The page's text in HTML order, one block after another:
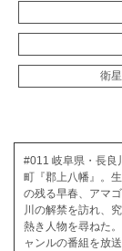
衛
#011 岐阜県・長良
町『郡上八幡』。
の残る早春、アマ
川の解禁を訪れ、
熱き人物を尋ねた
ャンルの番組を放